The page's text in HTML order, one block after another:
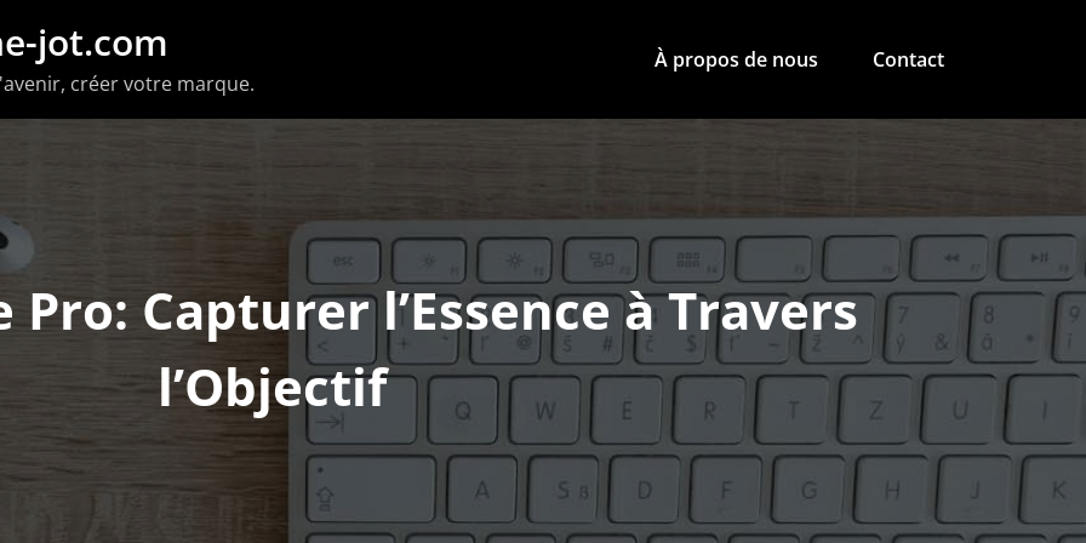
jot.com
créer votre marque.
À propos de nous Contact
Capturer l’Essence à Travers
l’Objectif